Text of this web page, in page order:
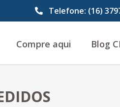
Telefone: (16)
Compre aqui Blog